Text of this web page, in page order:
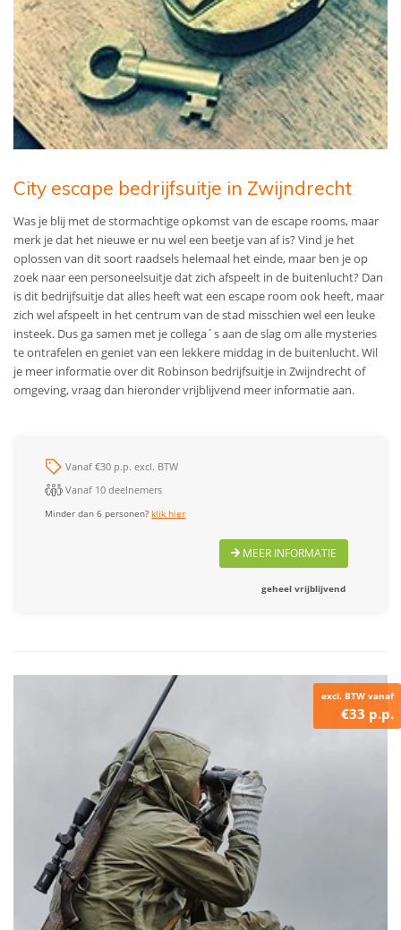
City escape bedrijfsuitje in Zwijndrecht
Was je blij met de stormachtige opkomst van de escape rooms, maar
merk je dat het nieuwe er nu wel een beetje van af is? Vind je het
oplossen van dit soort raadsels helemaal het einde, maar ben je op
zoek naar een personeelsuitje dat zich afspeelt in de buitenlucht? Dan
is dit bedrijfsuitje dat alles heeft wat een escape room ook heeft, maar
zich wel afspeelt in het centrum van de stad misschien wel een leuke
insteek. Dus ga samen met je collega´s aan de slag om alle mysteries
te ontrafelen en geniet van een lekkere middag in de buitenlucht. Wil
je meer informatie over dit Robinson bedrijfsuitje in Zwijndrecht of
omgeving, vraag dan hieronder vrijblijvend meer informatie aan.
Vanaf €30 p.p. excl. BTW
Vanaf 10 deelnemers
Minder dan 6 personen?klik hier
MEER INFORMATIE
geheel vrijblijvend
excl. BTW vanaf
€33 p.p.